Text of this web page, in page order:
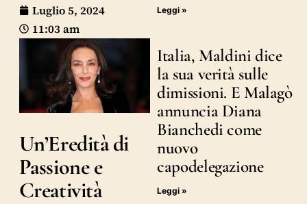
Luglio 5, 2024
11:03 am
Un’Eredità di
Passione e
Creatività
Leggi »
Italia, Maldini dice
la sua verità sulle
dimissioni. E Malagò
annuncia Diana
Bianchedi come
nuovo
capodelegazione
Leggi »